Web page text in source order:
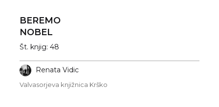
BEREMO
NOBEL
Št. knjig: 48
Renata Vidic
Valvasorjeva knjižnica Krško